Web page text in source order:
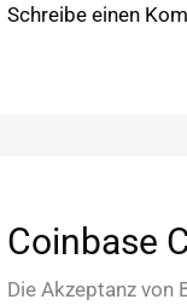
nutzen
Schreibe einen
Coinbase
Die Akzeptanz von